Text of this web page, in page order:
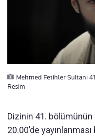
Mehmed Fetihler Sultanı
Resim
Dizinin 41. bölümünün
20.00’de